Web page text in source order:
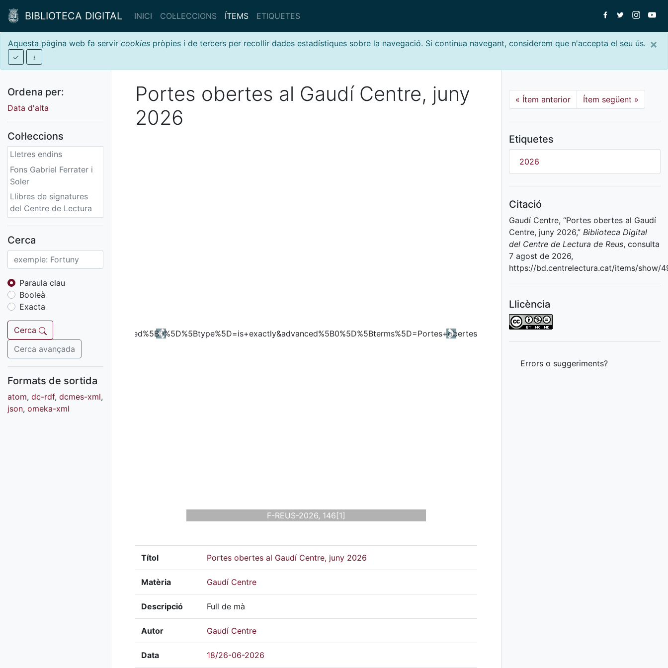
BIBLIOTECA DIGITAL INICI COL·LECCIONS ÍTEMS ETIQUETES
×
Aquesta pàgina web fa servir cookies pròpies i de tercers per recollir dades estadístiques sobre la navegació. Si continua navegant, considerem que n'accepta el seu ús.
Ordena per:
Data d'alta
Col·leccions
Lletres endins
Fons Gabriel Ferrater i
Soler
Llibres de signatures
del Centre de Lectura
Fons sonor de Ràdio
Reus
Cartells
Fons audiovisual
Fons local
Fons sonor
Goigs
Fons fotogràfic
Fons d'art
Cerca
Paraula clau
Booleà
Exacta
Cerca
Cerca avançada
Formats de sortida
atom, dc-rdf, dcmes-xml,
json, omeka-xml
Portes obertes al Gaudí Centre, juny
2026
F-REUS-2026, 146[1]
Previous Next
Títol Portes obertes al Gaudí Centre, juny 2026
Matèria Gaudí Centre
Descripció Full de mà
Autor Gaudí Centre
Data 18/26-06-2026
« Ítem anterior Ítem següent »
Etiquetes
2026
Citació
Gaudí Centre, “Portes obertes al Gaudí
Centre, juny 2026,” Biblioteca Digital
del Centre de Lectura de Reus, consulta
7 agost de 2026,
https://bd.centrelectura.cat/items/show/
Llicència
Errors o suggeriments?